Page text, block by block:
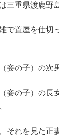
三重県渡鹿野
で置屋を仕切
妾の子）の次
妾の子）の長
それを見た正